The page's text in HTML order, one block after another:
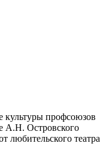
культуры профсоюзов
А.Н. Островского
любительского театра